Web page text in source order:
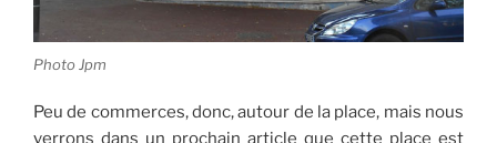
Photo Jpm
Peu de commerces, donc, autour de la place, mais nous
verrons dans un prochain article que cette place est